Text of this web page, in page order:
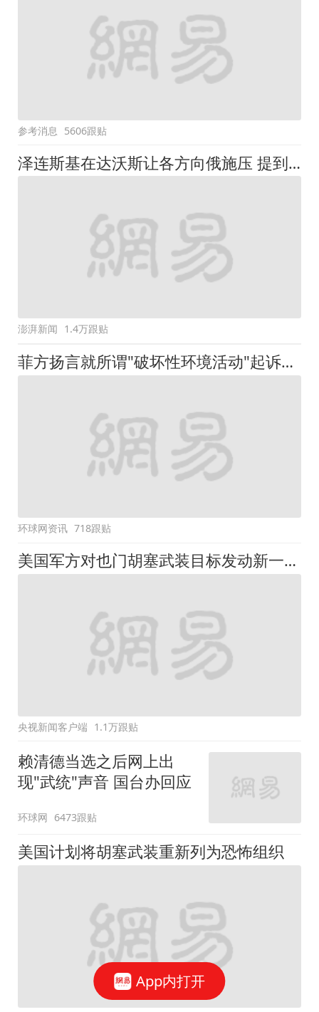
App内打开
参考消息 5606跟贴
泽连斯基在达沃斯让各方向俄施压 提到中国
澎湃新闻 1.4万跟贴
菲方扬言就所谓"破坏性环境活动"起诉中国
环球网资讯 718跟贴
美国军方对也门胡塞武装目标发动新一轮袭击
央视新闻客户端 1.1万跟贴
赖清德当选之后网上出
现"武统"声音 国台办回应
环球网 6473跟贴
美国计划将胡塞武装重新列为恐怖组织